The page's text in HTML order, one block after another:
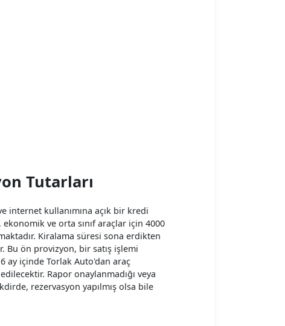
Tutarları
internet kullanımına açık bir kredi
ekonomik ve orta sınıf araçlar için 4000
Kiralama süresi sona erdikten
Bu ön provizyon, bir satış işlemi
ay içinde Torlak Auto'dan araç
Rapor onaylanmadığı veya
rezervasyon yapılmış olsa bile